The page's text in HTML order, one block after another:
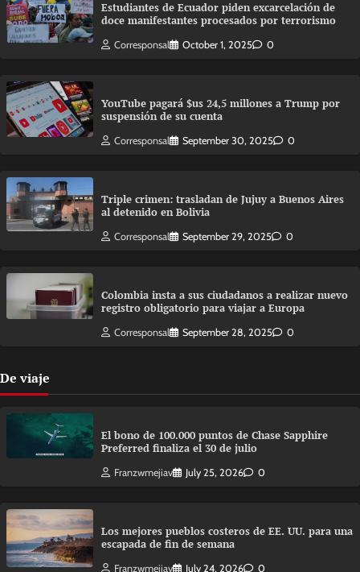
Estudiantes de Ecuador piden excarcelación de
doce manifestantes procesados por terrorismo
Corresponsal October 1, 2025 0
YouTube pagará $us 24,5 millones a Trump por
suspensión de su cuenta
Corresponsal September 30, 2025 0
Triple crimen: trasladan de Jujuy a Buenos Aires
al detenido en Bolivia
Corresponsal September 29, 2025 0
Colombia insta a sus ciudadanos a realizar nuevo
registro obligatorio para viajar a Europa
Corresponsal September 28, 2025 0
De viaje
El bono de 100.000 puntos de Chase Sapphire
Preferred finaliza el 30 de julio
Franzwmejiav July 25, 2026 0
Los mejores pueblos costeros de EE. UU. para una
escapada de fin de semana
Franzwmejiav July 24, 2026 0